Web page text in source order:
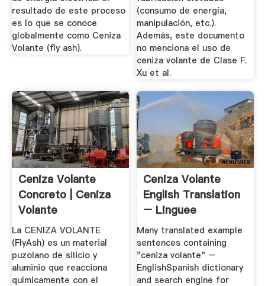
resultado de este proceso
es lo que se conoce
globalmente como Ceniza
Volante (fly ash).
(consumo de energía,
manipulación, etc.).
Además, este documento
no menciona el uso de
ceniza volante de Clase F.
Xu et al.
Ceniza Volante
Concreto | Ceniza
Volante
La CENIZA VOLANTE
(FlyAsh) es un material
puzolano de silicio y
aluminio que reacciona
químicamente con el
Ceniza Volante
English Translation
– Linguee
Many translated example
sentences containing
"ceniza volante" –
EnglishSpanish dictionary
and search engine for